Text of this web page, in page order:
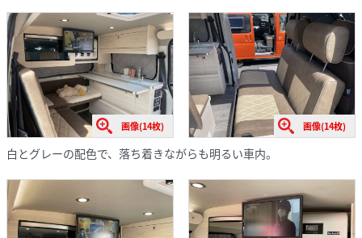
画像(14枚) 画像(14枚)
白とグレーの配色で、落ち着きながらも明るい車内。